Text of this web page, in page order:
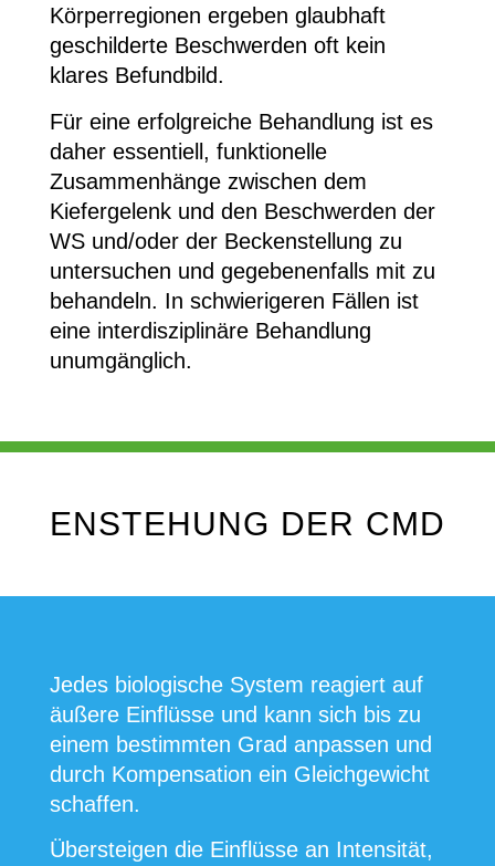
Körperregionen ergeben glaubhaft
geschilderte Beschwerden oft kein
klares Befundbild.
Für eine erfolgreiche Behandlung ist es
daher essentiell, funktionelle
Zusammenhänge zwischen dem
Kiefergelenk und den Beschwerden der
WS und/oder der Beckenstellung zu
untersuchen und gegebenenfalls mit zu
behandeln. In schwierigeren Fällen ist
eine interdisziplinäre Behandlung
unumgänglich.
ENSTEHUNG DER CMD
Jedes biologische System reagiert auf
äußere Einflüsse und kann sich bis zu
einem bestimmten Grad anpassen und
durch Kompensation ein Gleichgewicht
schaffen.
Übersteigen die Einflüsse an Intensität,